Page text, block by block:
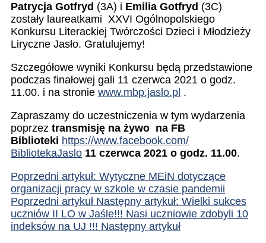
Patrycja Gotfryd (3A) i Emilia Gotfryd (3C)
zostały laureatkami XXVI Ogólnopolskiego
Konkursu Literackiej Twórczości Dzieci i Młodzieży
Liryczne Jasło. Gratulujemy!
Szczegółowe wyniki Konkursu będą przedstawione
podczas finałowej gali 11 czerwca 2021 o godz.
11.00. i na stronie www.mbp.jaslo.pl .
Zapraszamy do uczestniczenia w tym wydarzenia
poprzez transmisję na żywo na FB
Biblioteki https://www.facebook.com/
BibliotekaJaslo 11 czerwca 2021 o godz. 11.00.
Poprzedni artykuł: Wytyczne MEiN dotyczące
organizacji pracy w szkole w czasie pandemii
Poprzedni artykuł Następny artykuł: Wielki sukces
uczniów II LO w Jaśle!!! Nasi uczniowie zdobyli 10
indeksów na UJ !!! Następny artykuł